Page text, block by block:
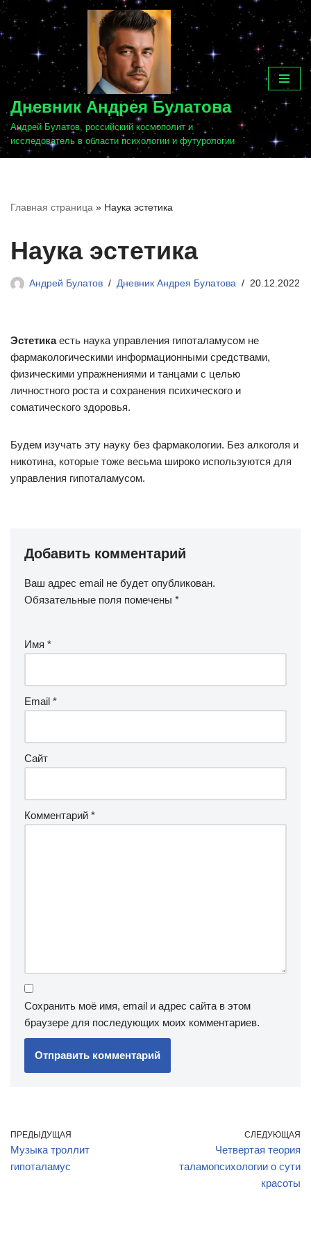
Перейти
к
содержимому
Дневник Андрея Булатова
Андрей Булатов, российский космополит и
исследователь в области психологии и футурологии
Главная страница » Наука эстетика
Наука эстетика
Андрей Булатов Дневник Андрея Булатова 20.12.2022
Эстетикаесть наука управления гипоталамусом не
фармакологическими информационными средствами,
физическими упражнениями и танцами с целью
личностного роста и сохранения психического и
соматического здоровья.
Будем изучать эту науку без фармакологии. Без алкоголя и
никотина, которые тоже весьма широко используются для
управления гипоталамусом.
Добавить комментарий
Ваш адрес email не будет опубликован.
Обязательные поля помечены *
Имя *
Email *
Сайт
Комментарий *
Сохранить моё имя, email и адрес сайта в этом
браузере для последующих моих комментариев.
ПРЕДЫДУЩАЯ
Музыка троллит
гипоталамус
СЛЕДУЮЩАЯ
Четвертая теория
таламопсихологии о сути
красоты